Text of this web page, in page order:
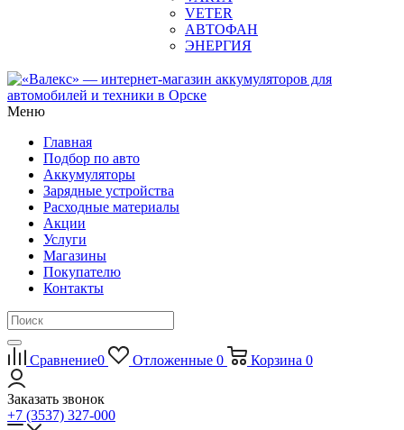
VETER
АВТОФАН
ЭНЕРГИЯ
Меню
Главная
Подбор по авто
Аккумуляторы
Зарядные устройства
Расходные материалы
Акции
Услуги
Магазины
Покупателю
Контакты
Сравнение0 Отложенные 0 Корзина 0
Заказать звонок
+7 (3537) 327-000